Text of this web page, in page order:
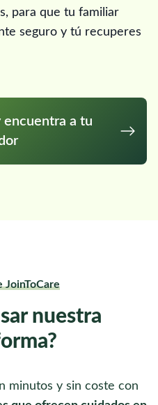
para que tu familiar
seguro y tú recuperes
encuentra a tu
JoinToCare
nuestra
minutos y sin coste con